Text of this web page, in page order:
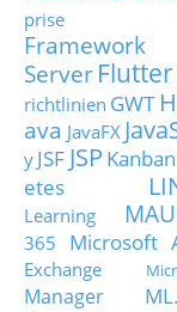
prise
Framework
Server Flutter
richtlinien GWT
ava JavaFX
y JSF JSP Kanban
etes
Learning
365
Microsoft
Exchange
Manager